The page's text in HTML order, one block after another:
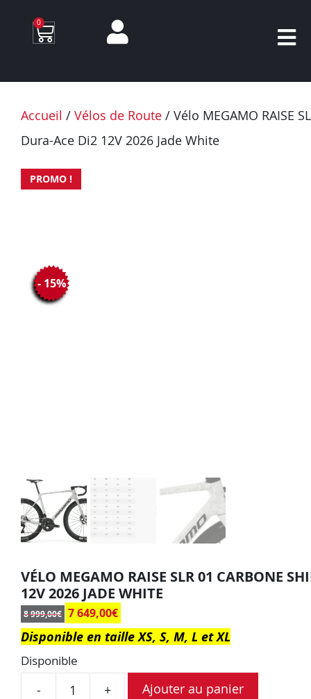
0
Accueil / Vélos de Route / Vélo MEGAMO RAISE
Dura-Ace Di2 12V 2026 Jade White
PROMO !
VÉLO MEGAMO RAISE SLR 01 CARBONE
12V 2026 JADE WHITE
8 999,00€ 7 649,00€
- 15%
Disponible en taille XS, S, M, L et XL
Disponible
- + Ajouter au panier